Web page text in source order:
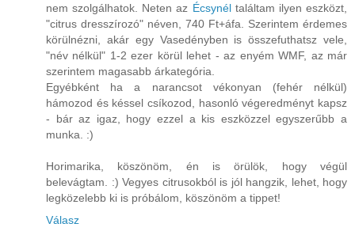
nem szolgálhatok. Neten az Écsynéltaláltam ilyen eszközt,
"citrus dresszírozó" néven, 740 Ft+áfa. Szerintem érdemes
körülnézni, akár egy Vasedényben is összefuthatsz vele,
"név nélkül" 1-2 ezer körül lehet - az enyém WMF, az már
szerintem magasabb árkategória.
Egyébként ha a narancsot vékonyan (fehér nélkül)
hámozod és késsel csíkozod, hasonló végeredményt kapsz
- bár az igaz, hogy ezzel a kis eszközzel egyszerűbb a
munka. :)
Horimarika, köszönöm, én is örülök, hogy végül
belevágtam. :) Vegyes citrusokból is jól hangzik, lehet, hogy
legközelebb ki is próbálom, köszönöm a tippet!
Válasz